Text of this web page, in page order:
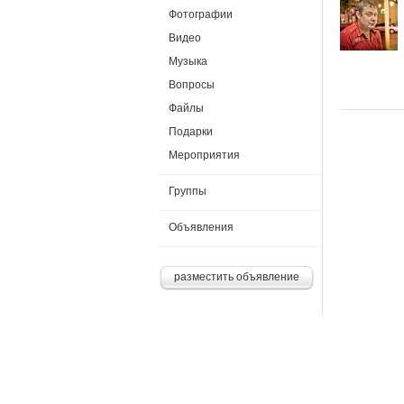
Фотографии
Видео
Музыка
Вопросы
Файлы
Подарки
Мероприятия
Группы
Объявления
разместить объявление